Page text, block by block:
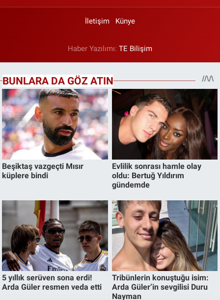
İletişim Künye
Haber Yazılımı: TE Bilişim